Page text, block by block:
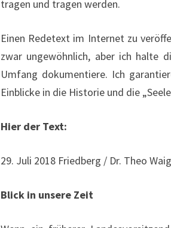
tragen und tragen werden.
Einen Redetext im Internet zu
zwar ungewöhnlich, aber ich halte
Umfang dokumentiere. Ich
Einblicke in die Historie und die
Hier der Text:
29. Juli 2018 Friedberg / Dr. Theo
Blick in unsere Zeit